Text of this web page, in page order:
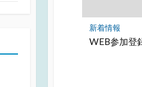
新着情報
WEB参加登